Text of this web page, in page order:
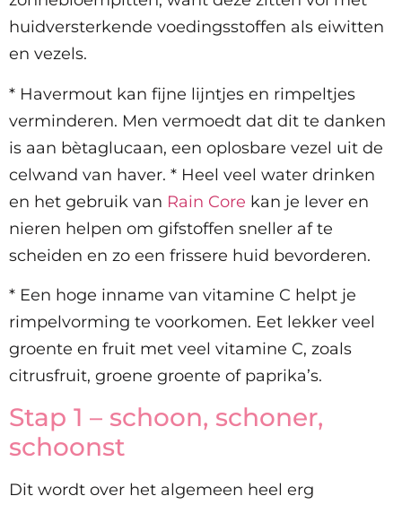
huidversterkende voedingsstoffen als eiwitten
en vezels.
* Havermout kan fijne lijntjes en rimpeltjes
verminderen. Men vermoedt dat dit te danken
is aan bètaglucaan, een oplosbare vezel uit de
celwand van haver. * Heel veel water drinken
en het gebruik van Rain Core kan je lever en
nieren helpen om gifstoffen sneller af te
scheiden en zo een frissere huid bevorderen.
* Een hoge inname van vitamine C helpt je
rimpelvorming te voorkomen. Eet lekker veel
groente en fruit met veel vitamine C, zoals
citrusfruit, groene groente of paprika’s.
Stap 1 – schoon, schoner,
schoonst
Dit wordt over het algemeen heel erg